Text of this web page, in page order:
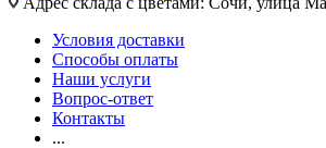
Условия доставки
Способы оплаты
Наши услуги
Вопрос-ответ
Контакты
...